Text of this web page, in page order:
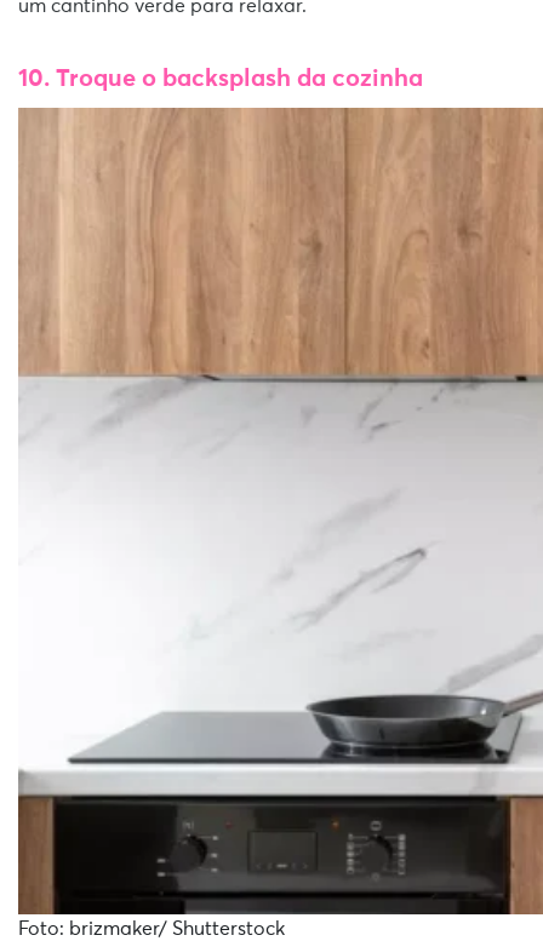
um cantinho verde para relaxar.
10. Troque o backsplash da cozinha
Foto: brizmaker/ Shutterstock